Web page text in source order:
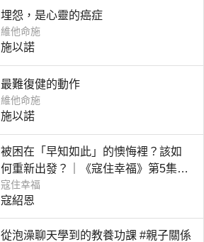
埋怨，是心靈的癌症
維他命施
施以諾
最難復健的動作
維他命施
施以諾
被困在「早知如此」的懊悔裡？該如
何重新出發？｜《寇住幸福》第5集｜
千金難買早知道
寇住幸福
寇紹恩
從泡澡聊天學到的教養功課 #親子關係